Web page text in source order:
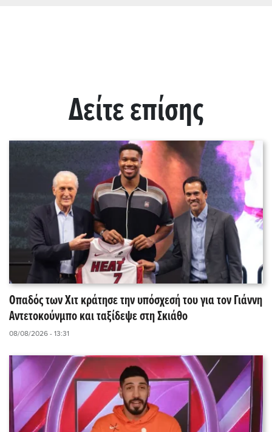
Δείτε επίσης
Οπαδός των Χιτ κράτησε την υπόσχεσή του για τον Γιάννη
Αντετοκούνμπο και ταξίδεψε στη Σκιάθο
08/08/2026 - 13:31